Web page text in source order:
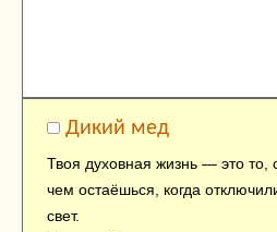
Дикий мед
Твоя духовнaя жизнь — это тo,
чем остaёшься, когда
свет.